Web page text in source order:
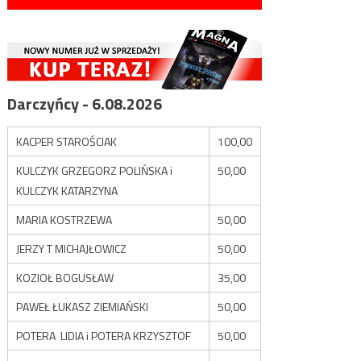
Darczyńcy - 6.08.2026
KACPER STAROŚCIAK
100,00
KULCZYK GRZEGORZ POLIŃSKA i
KULCZYK KATARZYNA
50,00
MARIA KOSTRZEWA
50,00
JERZY T MICHAJŁOWICZ
50,00
KOZIOŁ BOGUSŁAW
35,00
PAWEŁ ŁUKASZ ZIEMIAŃSKI
50,00
POTERA LIDIA i POTERA KRZYSZTOF
50,00